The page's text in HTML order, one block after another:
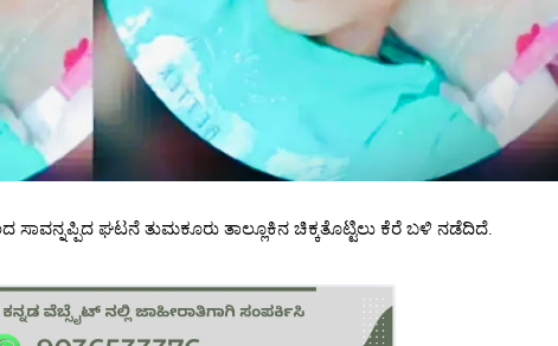
ಸಾವನ್ನಪ್ಪಿದ ಘಟನೆ ತುಮಕೂರು ತಾಲ್ಲೂಕಿನ ಚಿಕ್ಕತೊಟ್ಟಿಲು ಕೆರೆ ಬಳಿ ನಡೆದಿದೆ.